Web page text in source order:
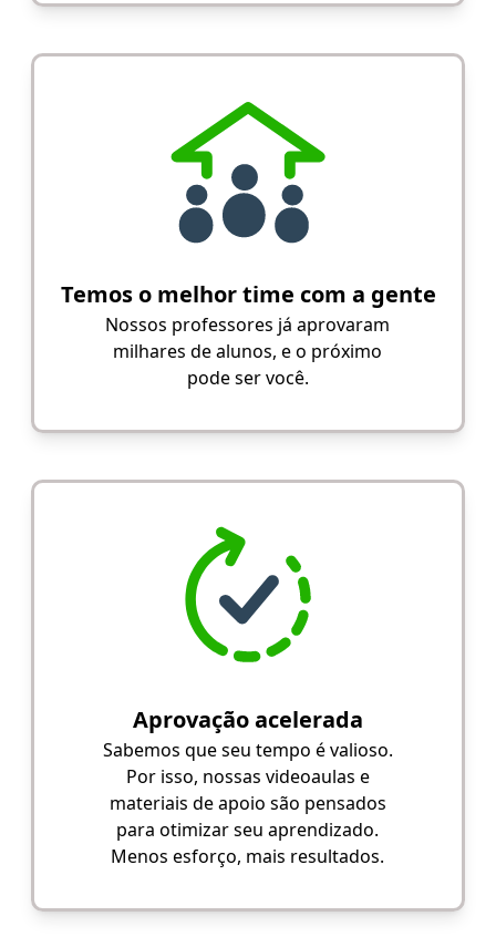
Temos o melhor time com a gente
Nossos professores já aprovaram
milhares de alunos, e o próximo
pode ser você.
Aprovação acelerada
Sabemos que seu tempo é valioso.
Por isso, nossas videoaulas e
materiais de apoio são pensados
para otimizar seu aprendizado.
Menos esforço, mais resultados.